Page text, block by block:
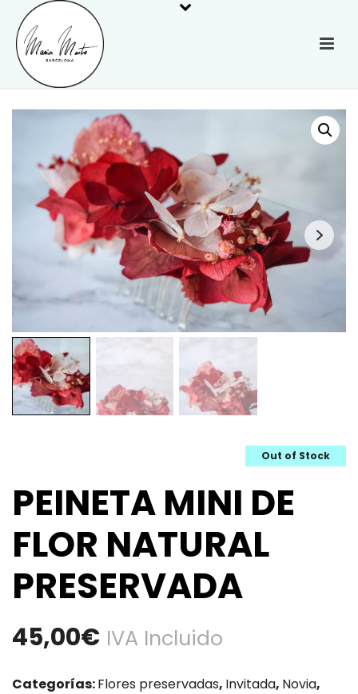
Out of Stock
PEINETA MINI DE
FLOR NATURAL
PRESERVADA
45,00€ IVA Incluido
Categorías:Flores preservadas, Invitada, Novia,